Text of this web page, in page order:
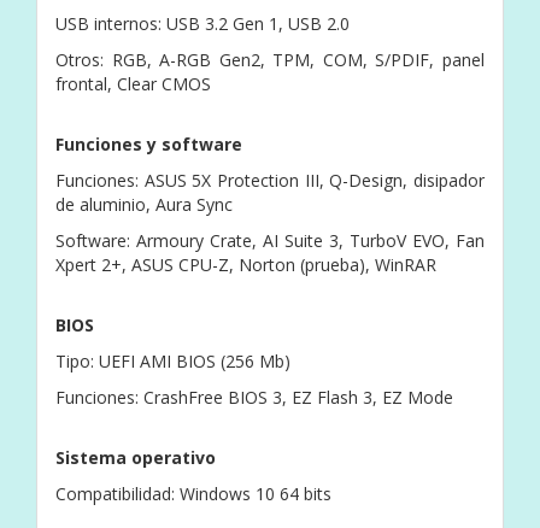
USB internos: USB 3.2 Gen 1, USB 2.0
Otros: RGB, A-RGB Gen2, TPM, COM, S/PDIF, panel
frontal, Clear CMOS
Funciones y software
Funciones: ASUS 5X Protection III, Q-Design, disipador
de aluminio, Aura Sync
Software: Armoury Crate, AI Suite 3, TurboV EVO, Fan
Xpert 2+, ASUS CPU-Z, Norton (prueba), WinRAR
BIOS
Tipo: UEFI AMI BIOS (256 Mb)
Funciones: CrashFree BIOS 3, EZ Flash 3, EZ Mode
Sistema operativo
Compatibilidad: Windows 10 64 bits